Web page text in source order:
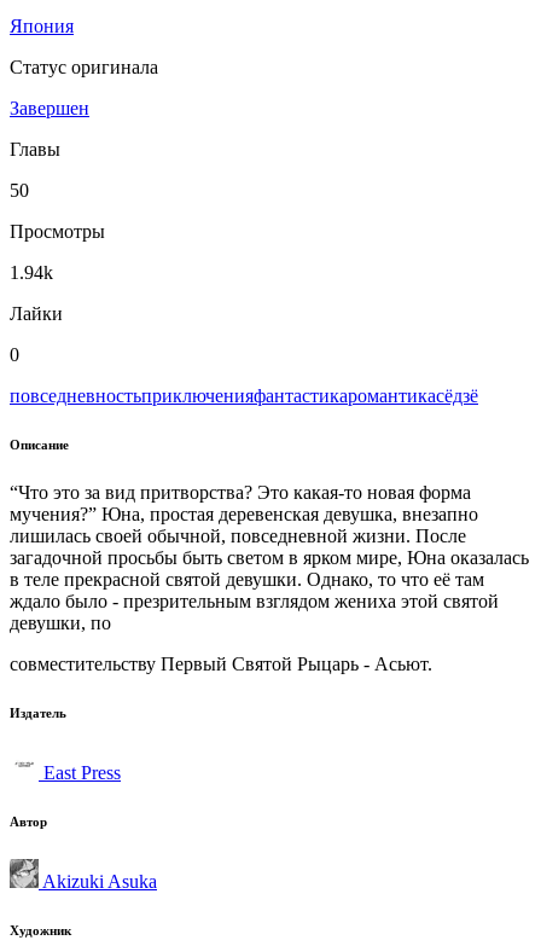
Япония
Статус оригинала
Завершен
Главы
50
Просмотры
1.94k
Лайки
0
повседневностьприключенияфантастикаромантикасёдзё
Описание
“Что это за вид притворства? Это какая-то новая форма
мучения?” Юна, простая деревенская девушка, внезапно
лишилась своей обычной, повседневной жизни. После
загадочной просьбы быть светом в ярком мире, Юна оказалась
в теле прекрасной святой девушки. Однако, то что её там
ждало было - презрительным взглядом жениха этой святой
девушки, по
совместительству Первый Святой Рыцарь - Асьют.
Издатель
East Press
Автор
Akizuki Asuka
Художник